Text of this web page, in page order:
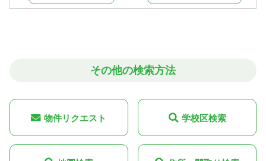
その他の検索方法
物件リクエスト 学校区検索